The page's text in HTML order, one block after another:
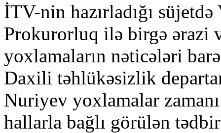
İTV-nin hazırladığı
Prokurorluq ilə birgə ərazi
yoxlamaların nəticələri
Daxili təhlükəsizlik
Nuriyev yoxlamalar
hallarla bağlı görülən